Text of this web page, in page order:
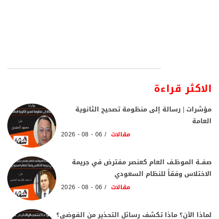
الاكثر قراءة
مؤشرات | رسالة إلى منظومة تصحيح الثانوية
العامة
مقالات 06 - 08 - 2026
صفــة الموظـف العام كعنصر مفترض في جريمة
الاختلاس وفقاً للنظام السعودي
مقالات 06 - 08 - 2026
لماذا الآن؟ ماذا تكشف رسائل التحذير من الفوضى؟